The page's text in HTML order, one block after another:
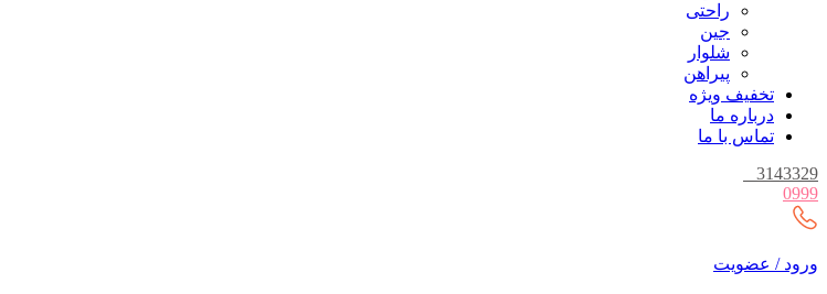
راحتی
جین
شلوار
پیراهن
تخفیف ویژه
درباره ما
تماس با ما
3143329
0999
ورود / عضویت